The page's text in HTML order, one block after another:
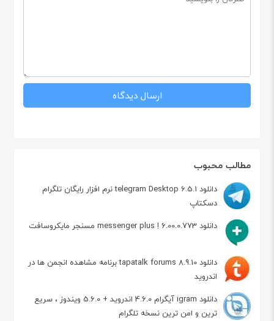
مطالب محبوب
دانلود telegram Desktop 6.5.1 نرم افزار رایگان تلگرام
دسکتاپ
دانلود messenger plus ! 6.00.0.773 مسنجر مایکروسافت
دانلود tapatalk forums 8.9.10 برنامه مشاهده انجمن ها در
اندروید
دانلود igram آیگرام 4.6.0 اندروید + 5.6.0 ویندوز ، سریع
ترین و امن ترین نسخه تلگرام